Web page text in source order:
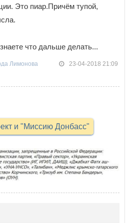
Это пиар.Причём тупой,
что дальше делать...
Лимонова 23-04-2018 21:09
и "Миссию Донбасс"